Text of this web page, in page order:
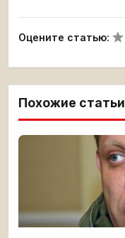
Оцените статью:
Похожие статьи